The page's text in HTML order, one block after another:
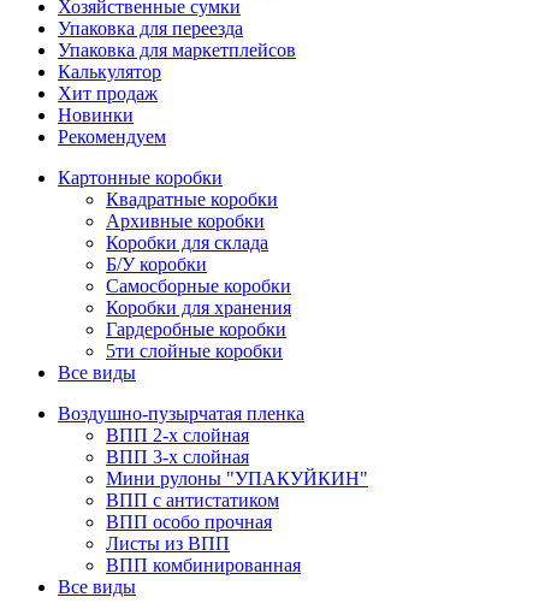
Хозяйственные сумки
Упаковка для переезда
Упаковка для маркетплейсов
Калькулятор
Хит продаж
Новинки
Рекомендуем
Картонные коробки
Квадратные коробки
Архивные коробки
Коробки для склада
Б/У коробки
Самосборные коробки
Коробки для хранения
Гардеробные коробки
5ти слойные коробки
Все виды
Воздушно-пузырчатая пленка
ВПП 2-х слойная
ВПП 3-х слойная
Мини рулоны "УПАКУЙКИН"
ВПП с антистатиком
ВПП особо прочная
Листы из ВПП
ВПП комбинированная
Все виды